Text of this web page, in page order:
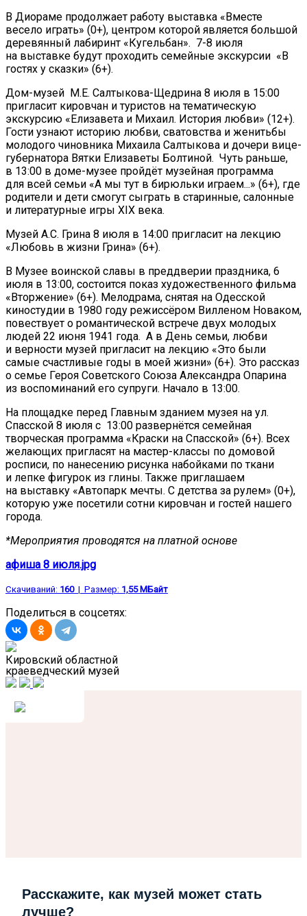
В Диораме продолжает работу выставка «Вместе
весело играть» (0+), центром которой является большой
деревянный лабиринт «Кугельбан». 7-8 июля
на выставке будут проходить семейные экскурсии «В
гостях у сказки» (6+).
Дом-музей М.Е. Салтыкова-Щедрина 8 июля в 15:00
пригласит кировчан и туристов на тематическую
экскурсию «Елизавета и Михаил. История любви» (12+).
Гости узнают историю любви, сватовства и женитьбы
молодого чиновника Михаила Салтыкова и дочери вице-
губернатора Вятки Елизаветы Болтиной. Чуть раньше,
в 13:00 в доме-музее пройдёт музейная программа
для всей семьи «А мы тут в бирюльки играем...» (6+), где
родители и дети смогут сыграть в старинные, салонные
и литературные игры XIX века.
Музей А.С. Грина 8 июля в 14:00 пригласит на лекцию
«Любовь в жизни Грина» (6+).
В Музее воинской славы в преддверии праздника, 6
июля в 13:00, состоится показ художественного фильма
«Вторжение» (6+). Мелодрама, снятая на Одесской
киностудии в 1980 году режиссёром Вилленом Новаком,
повествует о романтической встрече двух молодых
людей 22 июня 1941 года. А в День семьи, любви
и верности музей пригласит на лекцию «Это были
самые счастливые годы в моей жизни» (6+). Это рассказ
о семье Героя Советского Союза Александра Опарина
из воспоминаний его супруги. Начало в 13:00.
На площадке перед Главным зданием музея на ул.
Спасской 8 июля с 13:00 развернётся семейная
творческая программа «Краски на Спасской» (6+). Всех
желающих пригласят на мастер-классы по домовой
росписи, по нанесению рисунка набойками по ткани
и лепке фигурок из глины. Также приглашаем
на выставку «Автопарк мечты. С детства за рулем» (0+),
которую уже посетили сотни кировчан и гостей нашего
города.
*Мероприятия проводятся на платной основе
афиша 8 июля.jpg
Скачиваний: 160| Размер: 1,55 МБайт
Поделиться в соцсетях:
Кировский областной
краеведческий музей
Расскажите, как музей может стать
лучше?